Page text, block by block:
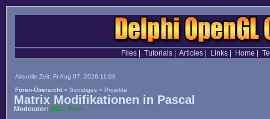
Files| Tutorials| Articles| Links| Home
Aktuelle Zeit: Fr Aug 07, 2026 11:09
Foren-Übersicht » Sonstiges » Projekte
Matrix Modifikationen in Pascal
Moderator: DGL-Team